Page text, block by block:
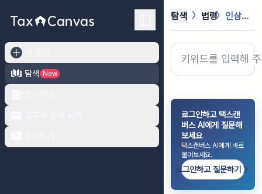
탐색
New
탐색 법령 인삼산업법
로그인하고 택스캔
버스 AI에게 질문해
보세요
택스캔버스 AI에게 바로
물어보세요.
로그인하고 질문하기